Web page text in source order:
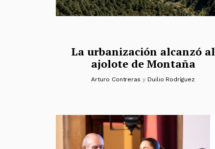
La urbanización alcanzó al
ajolote de Montaña
Arturo Contreras y Duilio Rodríguez